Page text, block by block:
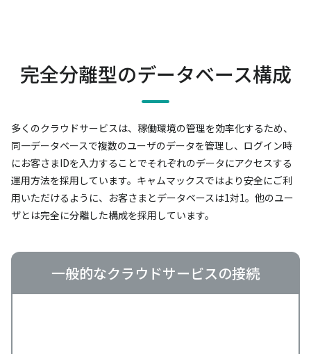
完全分離型のデータベース構成
多くのクラウドサービスは、稼働環境の管理を効率化するため、
同一データベースで複数のユーザのデータを管理し、 ログイン時
にお客さまIDを入力することでそれぞれのデータにアクセスする
運用方法を採用しています。 キャムマックスではより安全にご利
用いただけるように、お客さまとデータベースは1対1。 他のユー
ザとは完全に分離した構成を採用しています。
一般的なクラウドサービスの接続